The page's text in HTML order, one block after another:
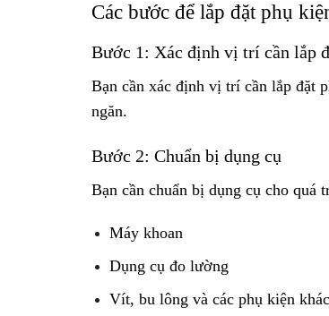
Các bước để lắp đặt phụ
Bước 1: Xác định vị trí cần lắp
Bạn cần xác định vị trí cần lắp đặt
ngăn.
Bước 2: Chuẩn bị dụng cụ
Bạn cần chuẩn bị dụng cụ cho quá
Máy khoan
Dụng cụ đo lường
Vít, bu lông và các phụ kiện khác